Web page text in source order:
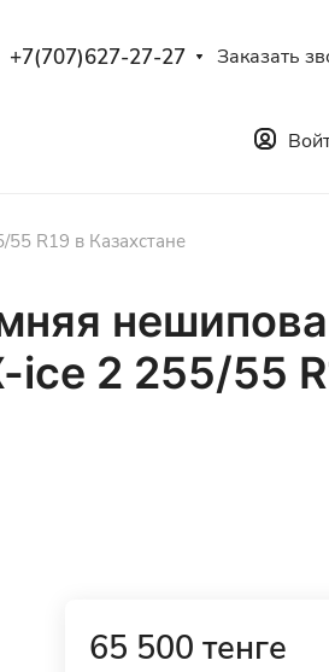
+7(707)627-27-27 Заказать
R19 в Казахстане
2 255/55
65 500 тенге